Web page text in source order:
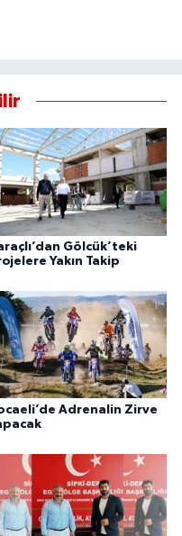
Gölcük’teki
Yakın Takip
Adrenalin Zirve